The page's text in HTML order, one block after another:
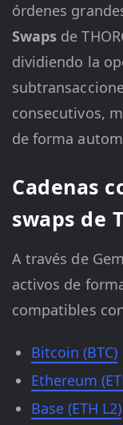
órdenes
Swaps de
dividiendo la
consecutivos,
de forma
Cadenas
swaps de
A través de
activos de
compatibles
Bitcoin (BTC)
Ethereum
Base (ETH L2)